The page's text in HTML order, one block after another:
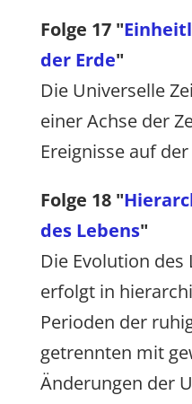
Folge 17 "
der Erde"
Die Universelle
einer Achse der
Ereignisse auf der
Folge 18 "
des Lebens"
Die Evolution des
erfolgt in
Perioden der
getrennten mit
Änderungen der